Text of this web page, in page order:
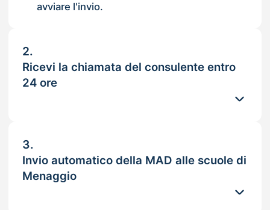
avviare l'invio.
2.
Ricevi la chiamata del consulente entro
24 ore
3.
Invio automatico della MAD alle scuole di
Menaggio